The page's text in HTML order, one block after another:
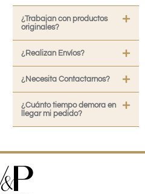
¿Trabajan con productos
originales?
¿Realizan Envíos?
¿Necesita Contactarnos?
¿Cuánto tiempo demora en
llegar mi pedido?